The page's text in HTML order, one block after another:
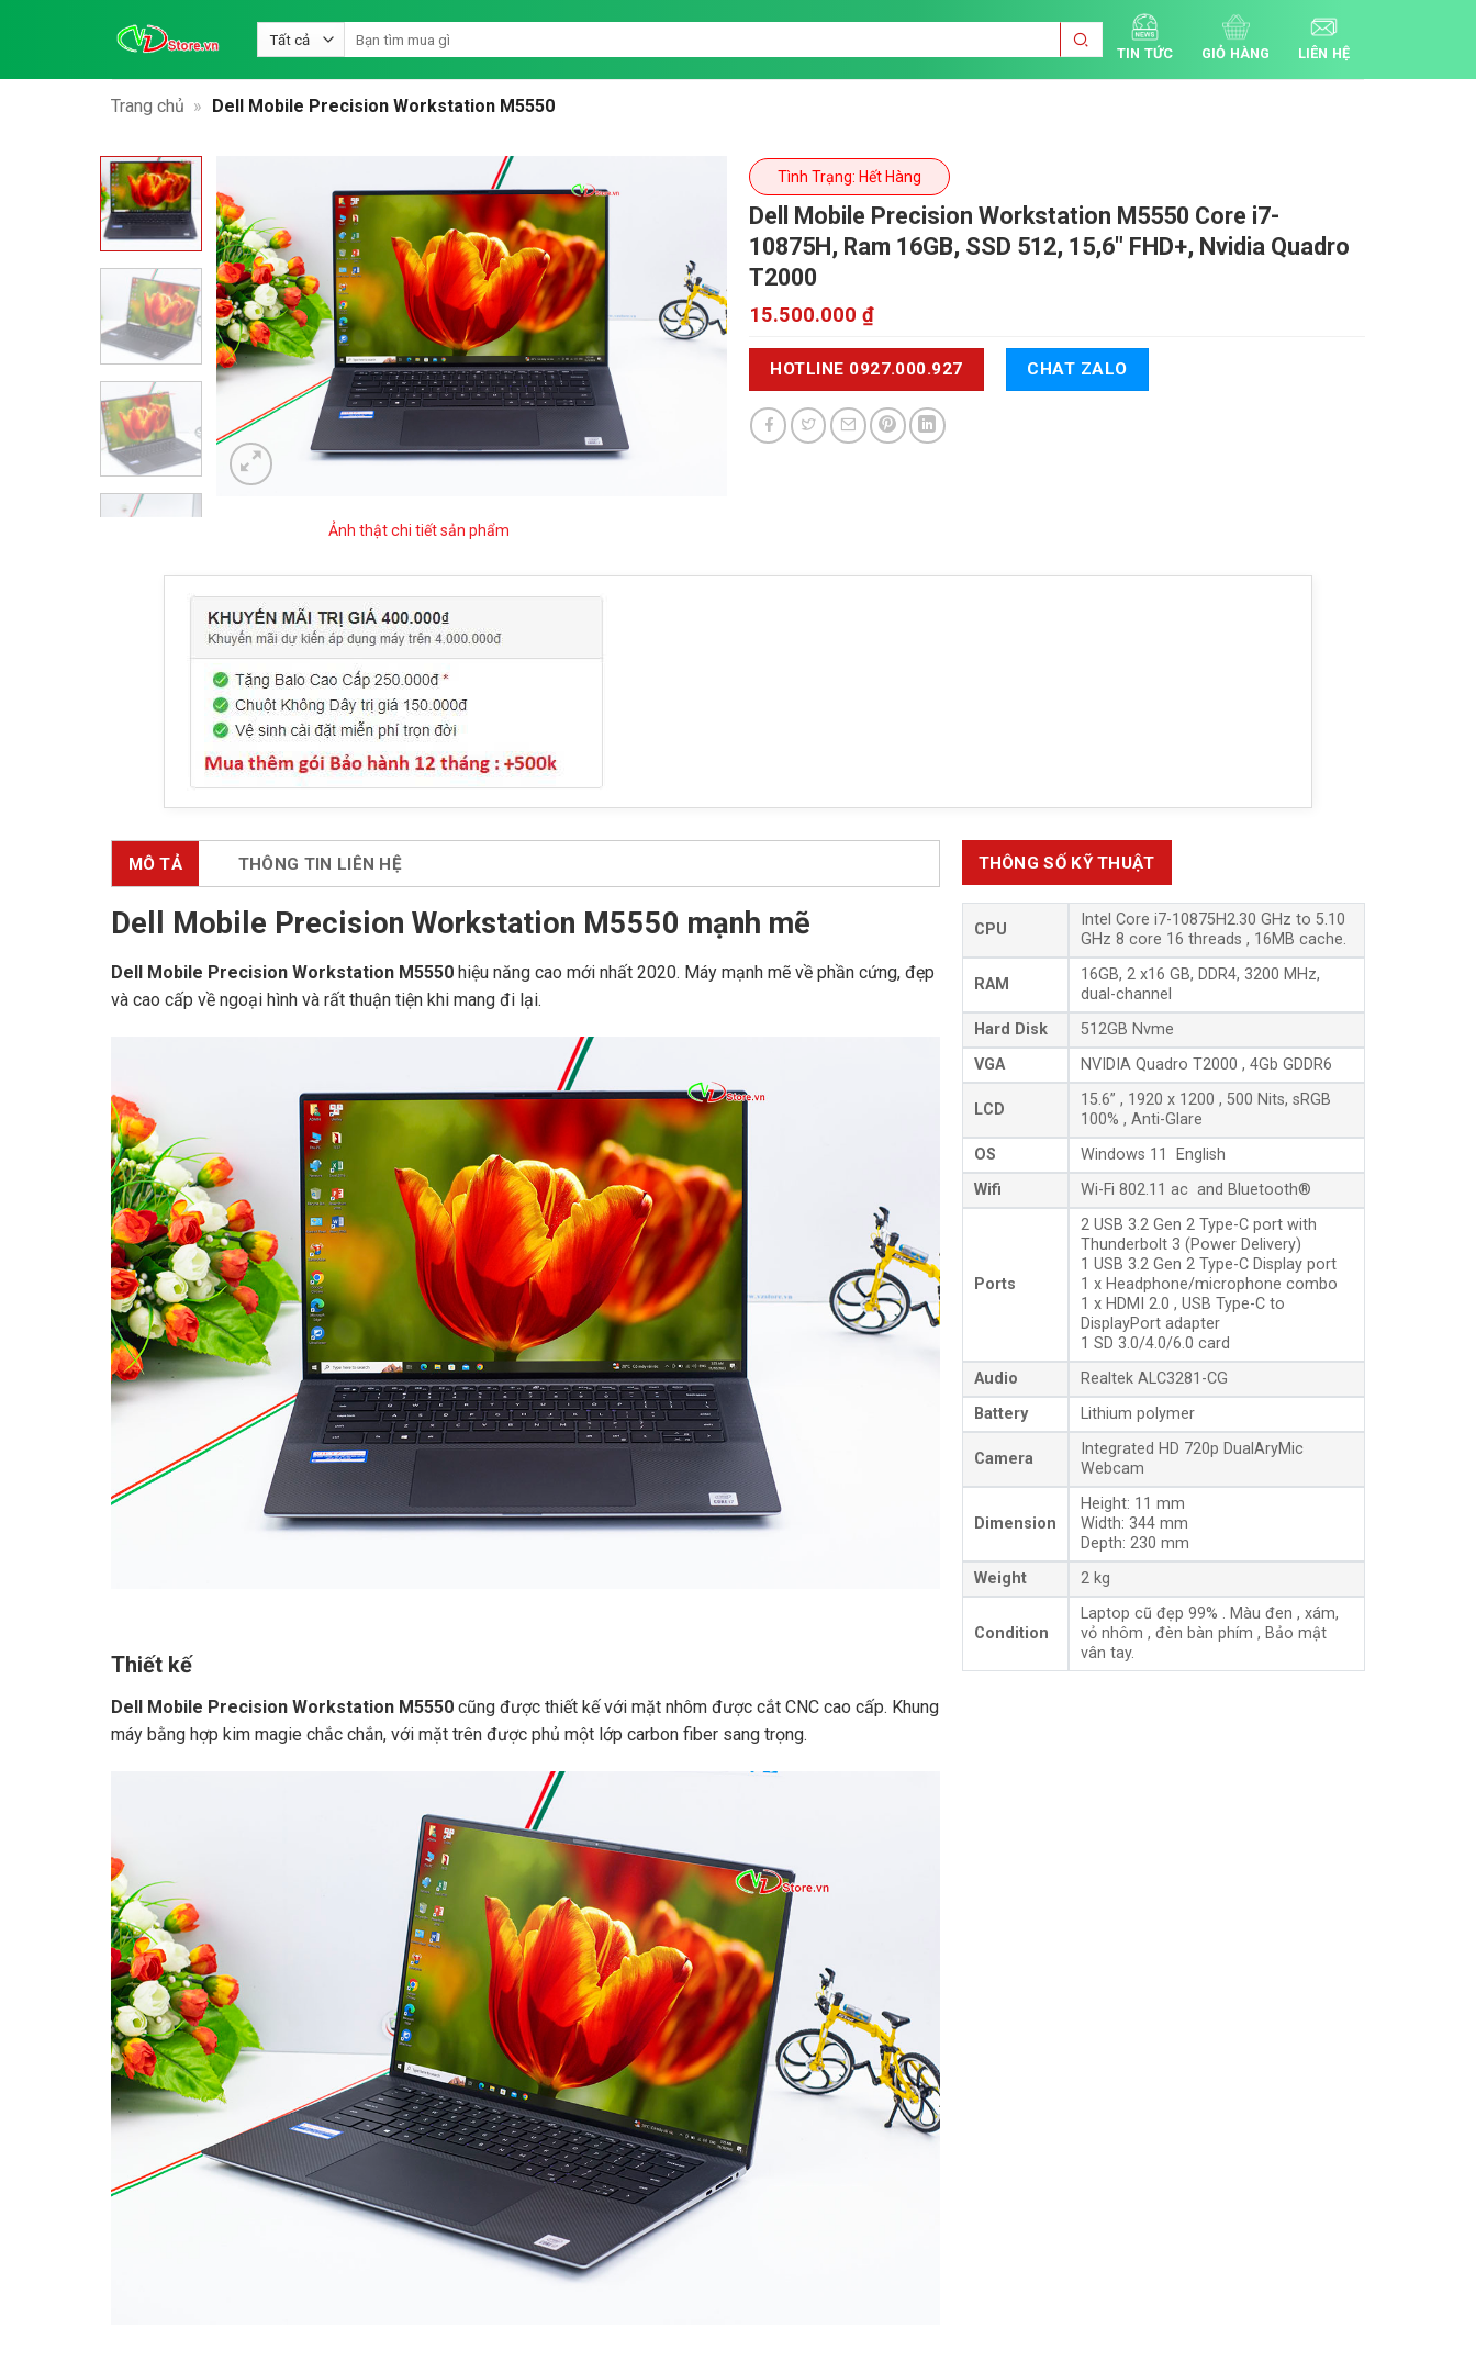
kiếm:
TIN TỨC GIỎ HÀNG LIÊN HỆ
Trang chủ » Dell Mobile Precision Workstation M5550
Ảnh thật chi tiết sản phẩm
Tình Trạng: Hết Hàng
Dell Mobile Precision Workstation M5550 Core i7-
10875H, Ram 16GB, SSD 512, 15,6" FHD+, Nvidia Quadro
T2000
15.500.000 ₫
HOTLINE 0927.000.927 CHAT ZALO
MÔ TẢ THÔNG TIN LIÊN HỆ
Dell Mobile Precision Workstation M5550 mạnh mẽ
Dell Mobile Precision Workstation M5550hiệu năng cao mới nhất 2020. Máy mạnh mẽ về phần cứng, đẹp
và cao cấp về ngoại hình và rất thuận tiện khi mang đi lại.
Thiết kế
Dell Mobile Precision Workstation M5550cũng được thiết kế với mặt nhôm được cắt CNC cao cấp. Khung
máy bằng hợp kim magie chắc chắn, với mặt trên được phủ một lớp carbon fiber sang trọng.
THÔNG SỐ KỸ THUẬT
CPU
Intel Core i7-10875H2.30 GHz to 5.10
GHz 8 core 16 threads , 16MB cache.
RAM
16GB, 2 x16 GB, DDR4, 3200 MHz,
dual-channel
Hard Disk
512GB Nvme
VGA
NVIDIA Quadro T2000 , 4Gb GDDR6
LCD
15.6” , 1920 x 1200 , 500 Nits, sRGB
100% , Anti-Glare
OS
Windows 11 English
Wifi
Wi-Fi 802.11 ac and Bluetooth®
Ports
2 USB 3.2 Gen 2 Type-C port with
Thunderbolt 3 (Power Delivery)
1 USB 3.2 Gen 2 Type-C Display port
1 x Headphone/microphone combo
1 x HDMI 2.0 , USB Type-C to
DisplayPort adapter
1 SD 3.0/4.0/6.0 card
Audio
Realtek ALC3281-CG
Battery
Lithium polymer
Camera
Integrated HD 720p DualAryMic
Webcam
Dimension
Height: 11 mm
Width: 344 mm
Depth: 230 mm
Weight
2 kg
Condition
Laptop cũ đẹp 99% . Màu đen , xám,
vỏ nhôm , đèn bàn phím , Bảo mật
vân tay.